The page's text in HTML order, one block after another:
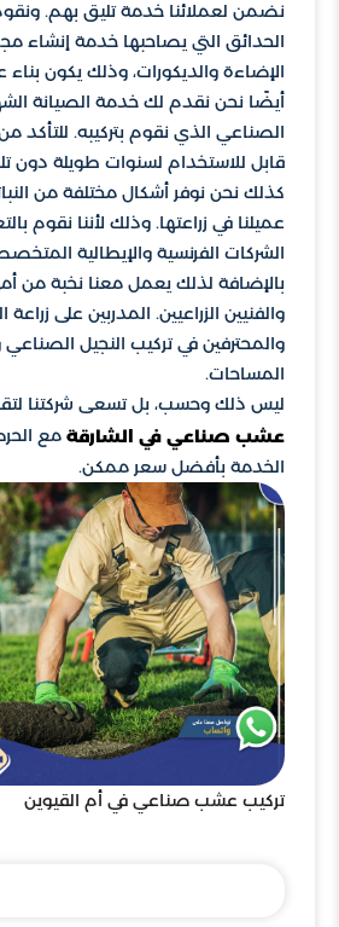
نضمن لعملائنا خدمة تليق بهم.
الحدائق التي يصاحبها خدمة إنشاء
الإضاءة والديكورات، وذلك يكون
أيضًا نحن نقدم لك خدمة الصيانة
الصناعي الذي نقوم بتركيبه. للتأكد
قابل للاستخدام لسنوات طويلة دون
كذلك نحن نوفر أشكال مختلفة من
عميلنا في زراعتها. وذلك لأننا نقوم
الشركات الفرنسية والإيطالية
بالإضافة لذلك يعمل معنا نخبة من
والفنيين الزراعيين. المدربين على زراعة
والمحترفين في تركيب النجيل
المساحات.
ليس ذلك وحسب، بل تسعى شركتنا
عشب صناعي في الشارقة مع
الخدمة بأفضل سعر ممكن.
تركيب عشب صناعي في أم القيوين